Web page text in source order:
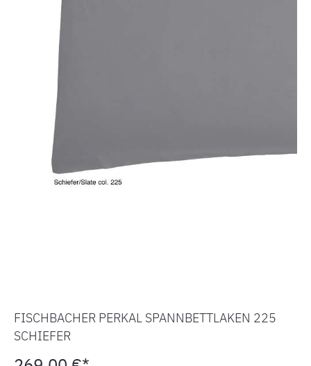
FISCHBACHER PERKAL SPANNBETTLAKEN 225
SCHIEFER